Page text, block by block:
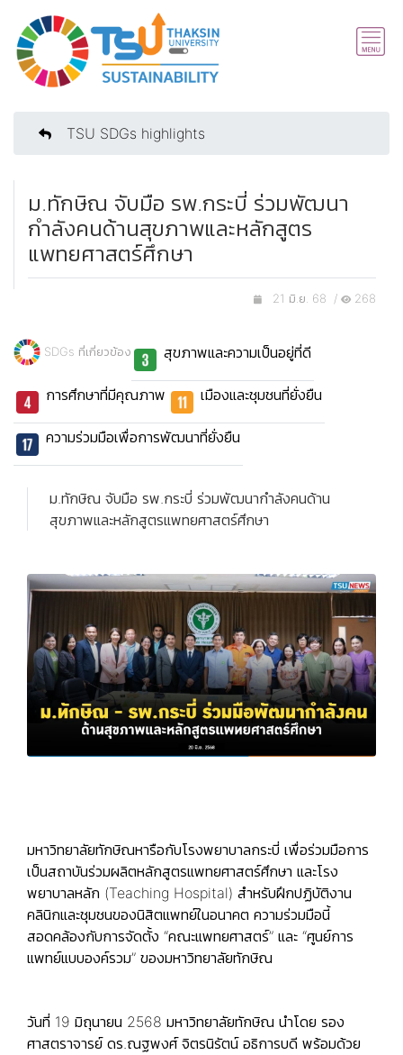
TSU SDGs highlights
ม.ทักษิณ จับมือ รพ.กระบี่ ร่วมพัฒนา
กำลังคนด้านสุขภาพและหลักสูตร
แพทยศาสตร์ศึกษา
21 มิ.ย. 68 / 268
SDGs ที่เกี่ยวข้อง สุขภาพและความเป็นอยู่ที่ดี
การศึกษาที่มีคุณภาพ เมืองและชุมชนที่ยั่งยืน
ความร่วมมือเพื่อการพัฒนาที่ยั่งยืน
ม.ทักษิณ จับมือ รพ.กระบี่ ร่วมพัฒนากำลังคนด้าน
สุขภาพและหลักสูตรแพทยศาสตร์ศึกษา
มหาวิทยาลัยทักษิณหารือกับโรงพยาบาลกระบี่ เพื่อร่วมมือการ
เป็นสถาบันร่วมผลิตหลักสูตรแพทยศาสตร์ศึกษา และโรง
พยาบาลหลัก (Teaching Hospital) สำหรับฝึกปฏิบัติงาน
คลินิกและชุมชนของนิสิตแพทย์ในอนาคต ความร่วมมือนี้
สอดคล้องกับการจัดตั้ง “คณะแพทยศาสตร์” และ “ศูนย์การ
แพทย์แบบองค์รวม” ของมหาวิทยาลัยทักษิณ
วันที่ 19 มิถุนายน 2568 มหาวิทยาลัยทักษิณ นำโดย รอง
ศาสตราจารย์ ดร.ณฐพงศ์ จิตรนิรัตน์ อธิการบดี พร้อมด้วย